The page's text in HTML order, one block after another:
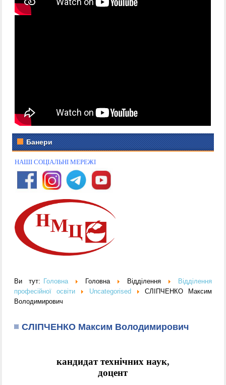
Банери
НАШІ СОЦІАЛЬНІ МЕРЕЖІ
Ви тут: Головна Головна Відділення
Відділення
професійної освіти
Uncategorised
СЛІПЧЕНКО Максим
Володимирович
СЛІПЧЕНКО Максим Володимирович
кандидат технічних наук,
доцент